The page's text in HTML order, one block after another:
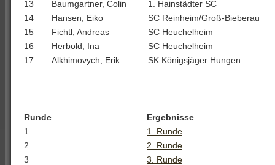
13 Baumgartner, Colin
1. Hainstädter SC
14
Hansen, Eiko
SC Reinheim/Groß-Bieberau
15
Fichtl, Andreas
SC Heuchelheim
16
Herbold, Ina
SC Heuchelheim
17
Alkhimovych, Erik SK Königsjäger Hungen
Runde
Ergebnisse
1
1. Runde
2
2. Runde
3
3. Runde